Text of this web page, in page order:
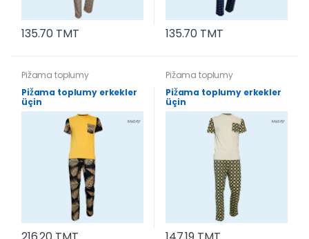
135.70 TMT 135.70 TMT
Pižama toplumy
Pižama toplumy erkekler
üçin
Pižama toplumy
Pižama toplumy erkekler
üçin